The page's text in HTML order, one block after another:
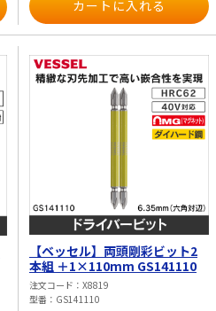
【ベッセル】両頭剛彩ビット2
本組 ＋1×110mm GS141110
注文コード
X8819
型番
GS141110